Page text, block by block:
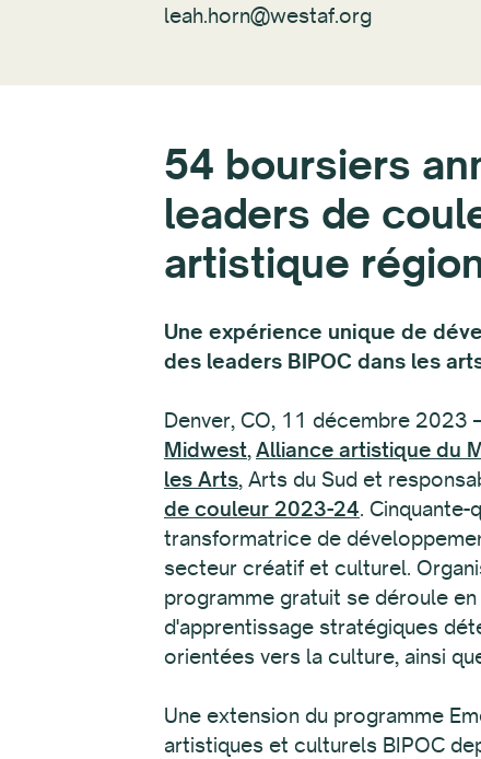
leah.horn@westaf.org
54 boursiers
leaders de
artistique
Une expérience unique de
des leaders BIPOC dans les
Denver, CO, 11 décembre 2023
Midwest, Alliance artistique du
les Arts, Arts du Sud et
de couleur 2023-24.
transformatrice de
secteur créatif et culturel.
programme gratuit se déroule
d'apprentissage stratégiques
orientées vers la culture, ainsi
Une extension du programme
artistiques et culturels BIPOC